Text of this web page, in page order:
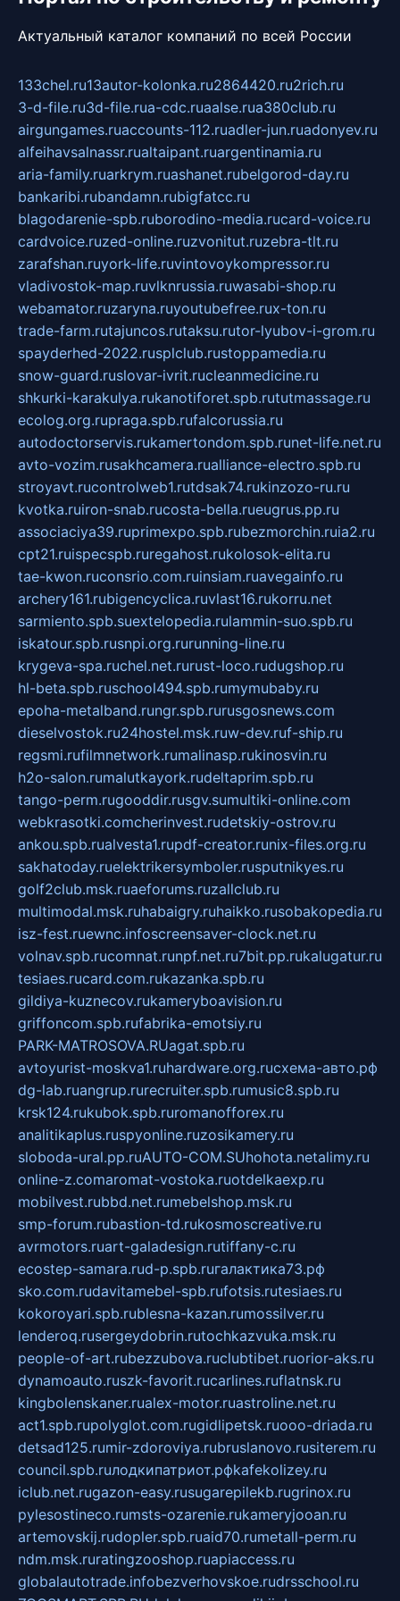
Актуальный каталог компаний по всей России
133chel.ru13autor-kolonka.ru2864420.ru2rich.ru
3-d-file.ru3d-file.rua-cdc.ruaalse.rua380club.ru
airgungames.ruaccounts-112.ruadler-jun.ruadonyev.ru
alfeihavsalnassr.rualtaipant.ruargentinamia.ru
aria-family.ruarkrym.ruashanet.rubelgorod-day.ru
bankaribi.rubandamn.rubigfatcc.ru
blagodarenie-spb.ruborodino-media.rucard-voice.ru
cardvoice.ruzed-online.ruzvonitut.ruzebra-tlt.ru
zarafshan.ruyork-life.ruvintovoykompressor.ru
vladivostok-map.ruvlknrussia.ruwasabi-shop.ru
webamator.ruzaryna.ruyoutubefree.rux-ton.ru
trade-farm.rutajuncos.rutaksu.rutor-lyubov-i-grom.ru
spayderhed-2022.rusplclub.rustoppamedia.ru
snow-guard.ruslovar-ivrit.rucleanmedicine.ru
shkurki-karakulya.rukanotiforet.spb.rututmassage.ru
ecolog.org.rupraga.spb.rufalcorussia.ru
autodoctorservis.rukamertondom.spb.runet-life.net.ru
avto-vozim.rusakhcamera.rualliance-electro.spb.ru
stroyavt.rucontrolweb1.rutdsak74.rukinzozo-ru.ru
kvotka.ruiron-snab.rucosta-bella.rueugrus.pp.ru
associaciya39.ruprimexpo.spb.rubezmorchin.ruia2.ru
cpt21.ruispecspb.ruregahost.rukolosok-elita.ru
tae-kwon.ruconsrio.com.ruinsiam.ruavegainfo.ru
archery161.rubigencyclica.ruvlast16.rukorru.net
sarmiento.spb.suextelopedia.rulammin-suo.spb.ru
iskatour.spb.rusnpi.org.rurunning-line.ru
krygeva-spa.ruchel.net.rurust-loco.rudugshop.ru
hl-beta.spb.ruschool494.spb.rumymubaby.ru
epoha-metalband.rungr.spb.rurusgosnews.com
dieselvostok.ru24hostel.msk.ruw-dev.ruf-ship.ru
regsmi.rufilmnetwork.rumalinasp.rukinosvin.ru
h2o-salon.rumalutkayork.rudeltaprim.spb.ru
tango-perm.rugooddir.rusgv.sumultiki-online.com
webkrasotki.comcherinvest.rudetskiy-ostrov.ru
ankou.spb.rualvesta1.rupdf-creator.runix-files.org.ru
sakhatoday.ruelektrikersymboler.rusputnikyes.ru
golf2club.msk.ruaeforums.ruzallclub.ru
multimodal.msk.ruhabaigry.ruhaikko.rusobakopedia.ru
isz-fest.ruewnc.infoscreensaver-clock.net.ru
volnav.spb.rucomnat.runpf.net.ru7bit.pp.rukalugatur.ru
tesiaes.rucard.com.rukazanka.spb.ru
gildiya-kuznecov.rukameryboavision.ru
griffoncom.spb.rufabrika-emotsiy.ru
PARK-MATROSOVA.RUagat.spb.ru
avtoyurist-moskva1.ruhardware.org.ruсхема-авто.рф
dg-lab.ruangrup.rurecruiter.spb.rumusic8.spb.ru
krsk124.rukubok.spb.ruromanofforex.ru
analitikaplus.ruspyonline.ruzosikamery.ru
sloboda-ural.pp.ruAUTO-COM.SUhohota.netalimy.ru
online-z.comaromat-vostoka.ruotdelkaexp.ru
mobilvest.rubbd.net.rumebelshop.msk.ru
smp-forum.rubastion-td.rukosmoscreative.ru
avrmotors.ruart-galadesign.rutiffany-c.ru
ecostep-samara.rud-p.spb.ruгалактика73.рф
sko.com.rudavitamebel-spb.rufotsis.rutesiaes.ru
kokoroyari.spb.rublesna-kazan.rumossilver.ru
lenderoq.rusergeydobrin.rutochkazvuka.msk.ru
people-of-art.rubezzubova.ruclubtibet.ruorior-aks.ru
dynamoauto.ruszk-favorit.rucarlines.ruflatnsk.ru
kingbolenskaner.rualex-motor.ruastroline.net.ru
act1.spb.rupolyglot.com.rugidlipetsk.ruooo-driada.ru
detsad125.rumir-zdoroviya.rubruslanovo.rusiterem.ru
council.spb.ruлодкипатриот.рфkafekolizey.ru
iclub.net.rugazon-easy.rusugarepilekb.rugrinox.ru
pylesostineco.rumsts-ozarenie.rukameryjooan.ru
artemovskij.rudopler.spb.ruaid70.rumetall-perm.ru
ndm.msk.ruratingzooshop.ruapiaccess.ru
globalautotrade.infobezverhovskoe.rudrsschool.ru